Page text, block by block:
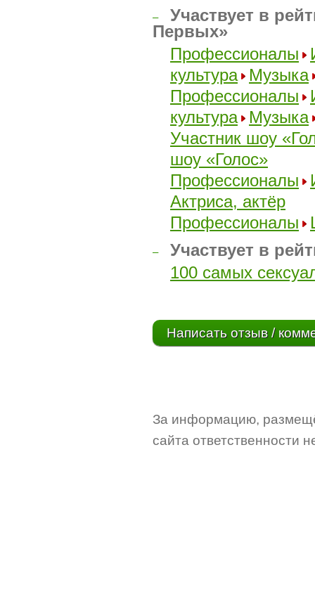
–
Участвует в
Первых»
Профессионалы
культура
Музыка
Профессионалы
культура
Музыка
Участник шоу
шоу «Голос»
Профессионалы
Актриса, актёр
Профессионалы
–
Участвует в
100 самых
Написать отзыв /
За информацию,
сайта ответственности